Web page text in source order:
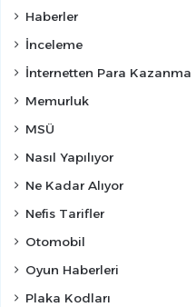
Haberler
İnceleme
İnternetten Para Kazanma
Memurluk
MSÜ
Nasıl Yapılıyor
Ne Kadar Alıyor
Nefis Tarifler
Otomobil
Oyun Haberleri
Plaka Kodları